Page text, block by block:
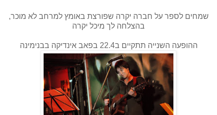
שמחים לספר על חברה יקרה שפורצת באומץ למרחב לא מוכר,
בהצלחה לך מיכל יקרה
ההופעה השנייה תתקיים ב22.4 בפאב אינדיקה בבנימינה